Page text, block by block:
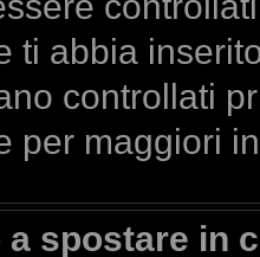
ti abbia
controllati
per maggiori
a spostare in